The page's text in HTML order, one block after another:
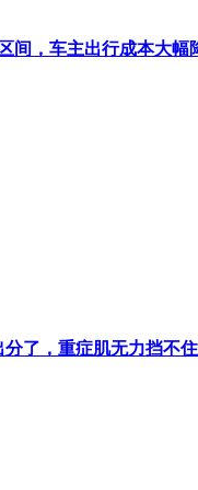
间，车主出行成本大幅
了，重症肌无力挡不